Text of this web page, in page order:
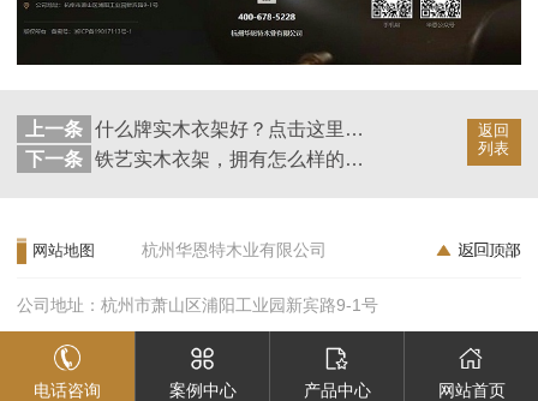
返回
列表
上一条
什么牌实木衣架好？点击这里度娘有话要说【华恩】
下一条
铁艺实木衣架，拥有怎么样的使用效果【华恩】
网站地图 杭州华恩特木业有限公司
公司地址：杭州市萧山区浦阳工业园新宾路9-1号
电话咨询 案例中心 产品中心 网站首页